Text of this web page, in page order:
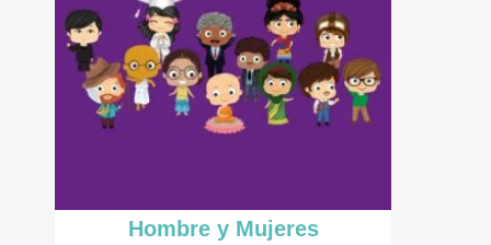
Hombre y Mujeres